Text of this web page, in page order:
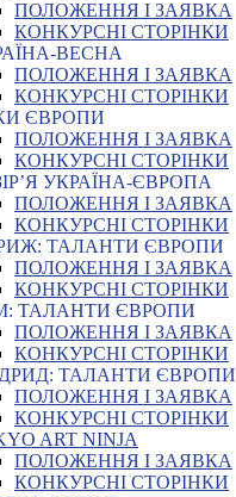
ПОЛОЖЕННЯ І ЗАЯВКА
КОНКУРСНІ СТОРІНКИ
ВЕСНА
ПОЛОЖЕННЯ І ЗАЯВКА
КОНКУРСНІ СТОРІНКИ
ЄВРОПИ
ПОЛОЖЕННЯ І ЗАЯВКА
КОНКУРСНІ СТОРІНКИ
УКРАЇНА-ЄВРОПА
ПОЛОЖЕННЯ І ЗАЯВКА
КОНКУРСНІ СТОРІНКИ
ТАЛАНТИ ЄВРОПИ
ПОЛОЖЕННЯ І ЗАЯВКА
КОНКУРСНІ СТОРІНКИ
ТАЛАНТИ ЄВРОПИ
ПОЛОЖЕННЯ І ЗАЯВКА
КОНКУРСНІ СТОРІНКИ
ТАЛАНТИ ЄВРОПИ
ПОЛОЖЕННЯ І ЗАЯВКА
КОНКУРСНІ СТОРІНКИ
ART NINJA
ПОЛОЖЕННЯ І ЗАЯВКА
КОНКУРСНІ СТОРІНКИ